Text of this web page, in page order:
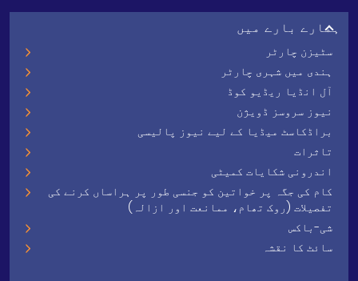
ہمارے بارے میں
سٹیزن چارٹر
ہندی میں شہری چارٹر
آل انڈیا ریڈیو کوڈ
نیوز سروسز ڈویژن
براڈکاسٹ میڈیا کے لیے نیوز پالیسی
تاثرات
اندرونی شکایات کمیٹی
کام کی جگہ پر خواتین کو جنسی طور پر ہراساں کرنے کی
تفصیلات (روک تھام، ممانعت اور ازالہ)
شی-باکس
سائٹ کا نقشہ